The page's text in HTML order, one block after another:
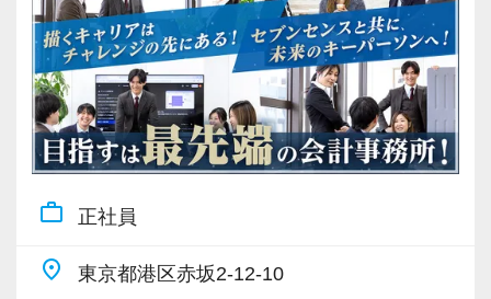
【現役スタッフの声】
もっと自分の可能性を試したいと思い、別の事
務所から転職しました。
代表の石割は『ベンチャー企業を上場成功に導
く資本政策立案マニュアル』などの著書があ
り、この分野では第一人者です。
スタートアップ企業の支援は、非常に夢のある
評価軸も1つではないので、誰にでも昇級のチャ
ンスがあります。
適材適所をモットーに、その人に合った業務を
担当していただき、一人ひとりが大きなやりが
いを持って働き、個人の目標に合わせて成⻑し
てくれることを願っています。
イルです！】
＜学びを後押し＞
・書籍購入費／研修費は全額会社負担
・隔月で税法・実務の学習会あり
・資格取得を目指す社員が多数
・事業拡大に伴う増員募集
・組織力強化に向けた採用
・将来の中核人材を募集
work_outline 正社員
place 東京都港区赤坂2-12-10